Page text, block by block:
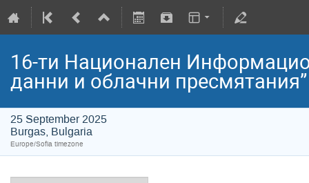
16-ти Национален
данни и oблачни пресмятания”
25 September 2025
Burgas, Bulgaria
Europe/Sofia timezone